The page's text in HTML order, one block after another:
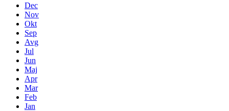
Dec
Nov
Okt
Sep
Avg
Jul
Jun
Maj
Apr
Mar
Feb
Jan